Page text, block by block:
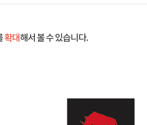
확대해서 볼 수 있습니다.